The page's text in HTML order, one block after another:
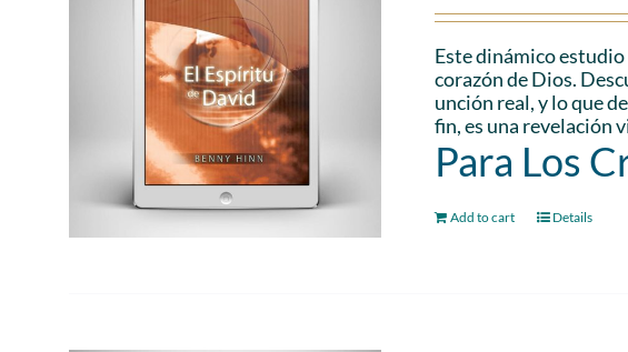
Este dinámico
corazón de Dios.
unción real, y lo que
fin, es una revelación
Para Los
Add to cart Details